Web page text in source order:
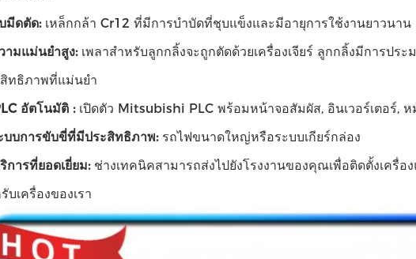
มีดตัด:เหล็กกล้า Cr12 ที่มีการบำบัดที่ชุบแข็งและมีอายุการใช้งานยาวนาน
ามแม่นยำสูง:เพลาสำหรับลูกกลิ้งจะถูกตัดด้วยเครื่องเจียร์ ลูกกลิ้งมีการปร
ทธิภาพที่แม่นยำ
อัตโนมัติ :เปิดตัว Mitsubishi PLC พร้อมหน้าจอสัมผัส, อินเวอร์เตอร์,
บบการขับขี่ที่มีประสิทธิภาพ:รถไฟขนาดใหญ่หรือระบบเกียร์กล่อง
การที่ยอดเยี่ยม:ช่างเทคนิคสามารถส่งไปยังโรงงานของคุณเพื่อติดตั้งเครื่
บเครื่องของเรา